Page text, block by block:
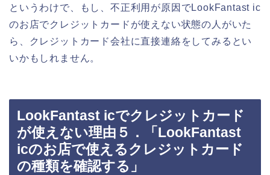
というわけで、もし、不正利用が原因でLookFantast ic
のお店でクレジットカードが使えない状態の人がいた
ら、クレジットカード会社に直接連絡をしてみるとい
いかもしれません。
LookFantast icでクレジットカード
が使えない理由５．「LookFantast
icのお店で使えるクレジットカード
の種類を確認する」